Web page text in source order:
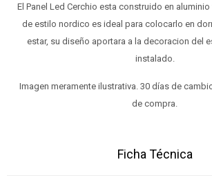
El Panel Led Cerchio esta construido en
de estilo nordico es ideal para colocarlo en
estar, su diseño aportara a la decoracion del
instalado.
Imagen meramente ilustrativa. 30 días de
de compra.
Ficha Técnica